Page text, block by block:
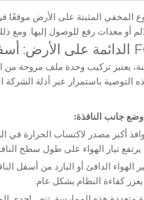
المخفي المثبتة على الأرض موقعًا
أو معدات رفع للوصول إليها. ومع
يعتبر تركيب وحدة ملف مروحة من
جانب النافذة:
تيار الهواء على طول سطح
الهواء الدافئ أو البارد من أسفل
كفاءة النظام بشكل عام.